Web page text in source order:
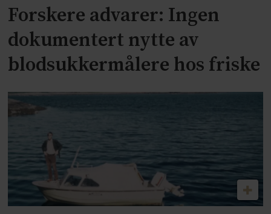
Forskere advarer: Ingen
dokumentert nytte av
blodsukkermålere hos friske